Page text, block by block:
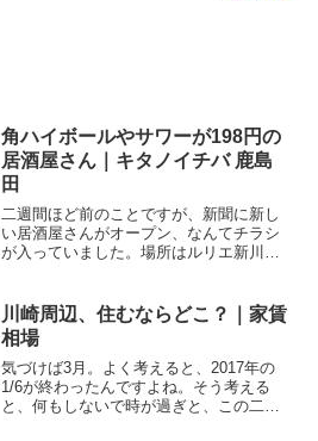
角ハイボールやサワーが198円の
居酒屋さん｜キタノイチバ 鹿島
田
二週間ほど前のことですが、新聞に新し
い居酒屋さんがオープン、なんてチラシ
が入っていました。場所はルリエ新川崎
ンテローザ系の千年の宴が入っていた
筈．．．まーいーや、行け...
川崎周辺、住むならどこ？｜家賃
相場
気づけば3月。よく考えると、2017年の
1/6が終わったんですよね。そう考える
と、何もしないで時が過ぎと、この二か